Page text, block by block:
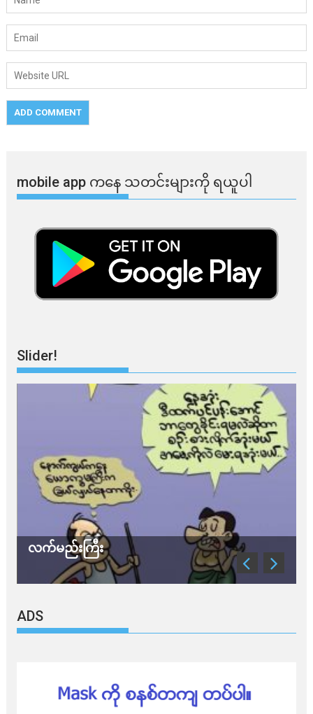
mobile app ​​ကနေ ​​သတင်းများကို ရယူပါ
Slider!
လက်မည်းကြီး
ADS